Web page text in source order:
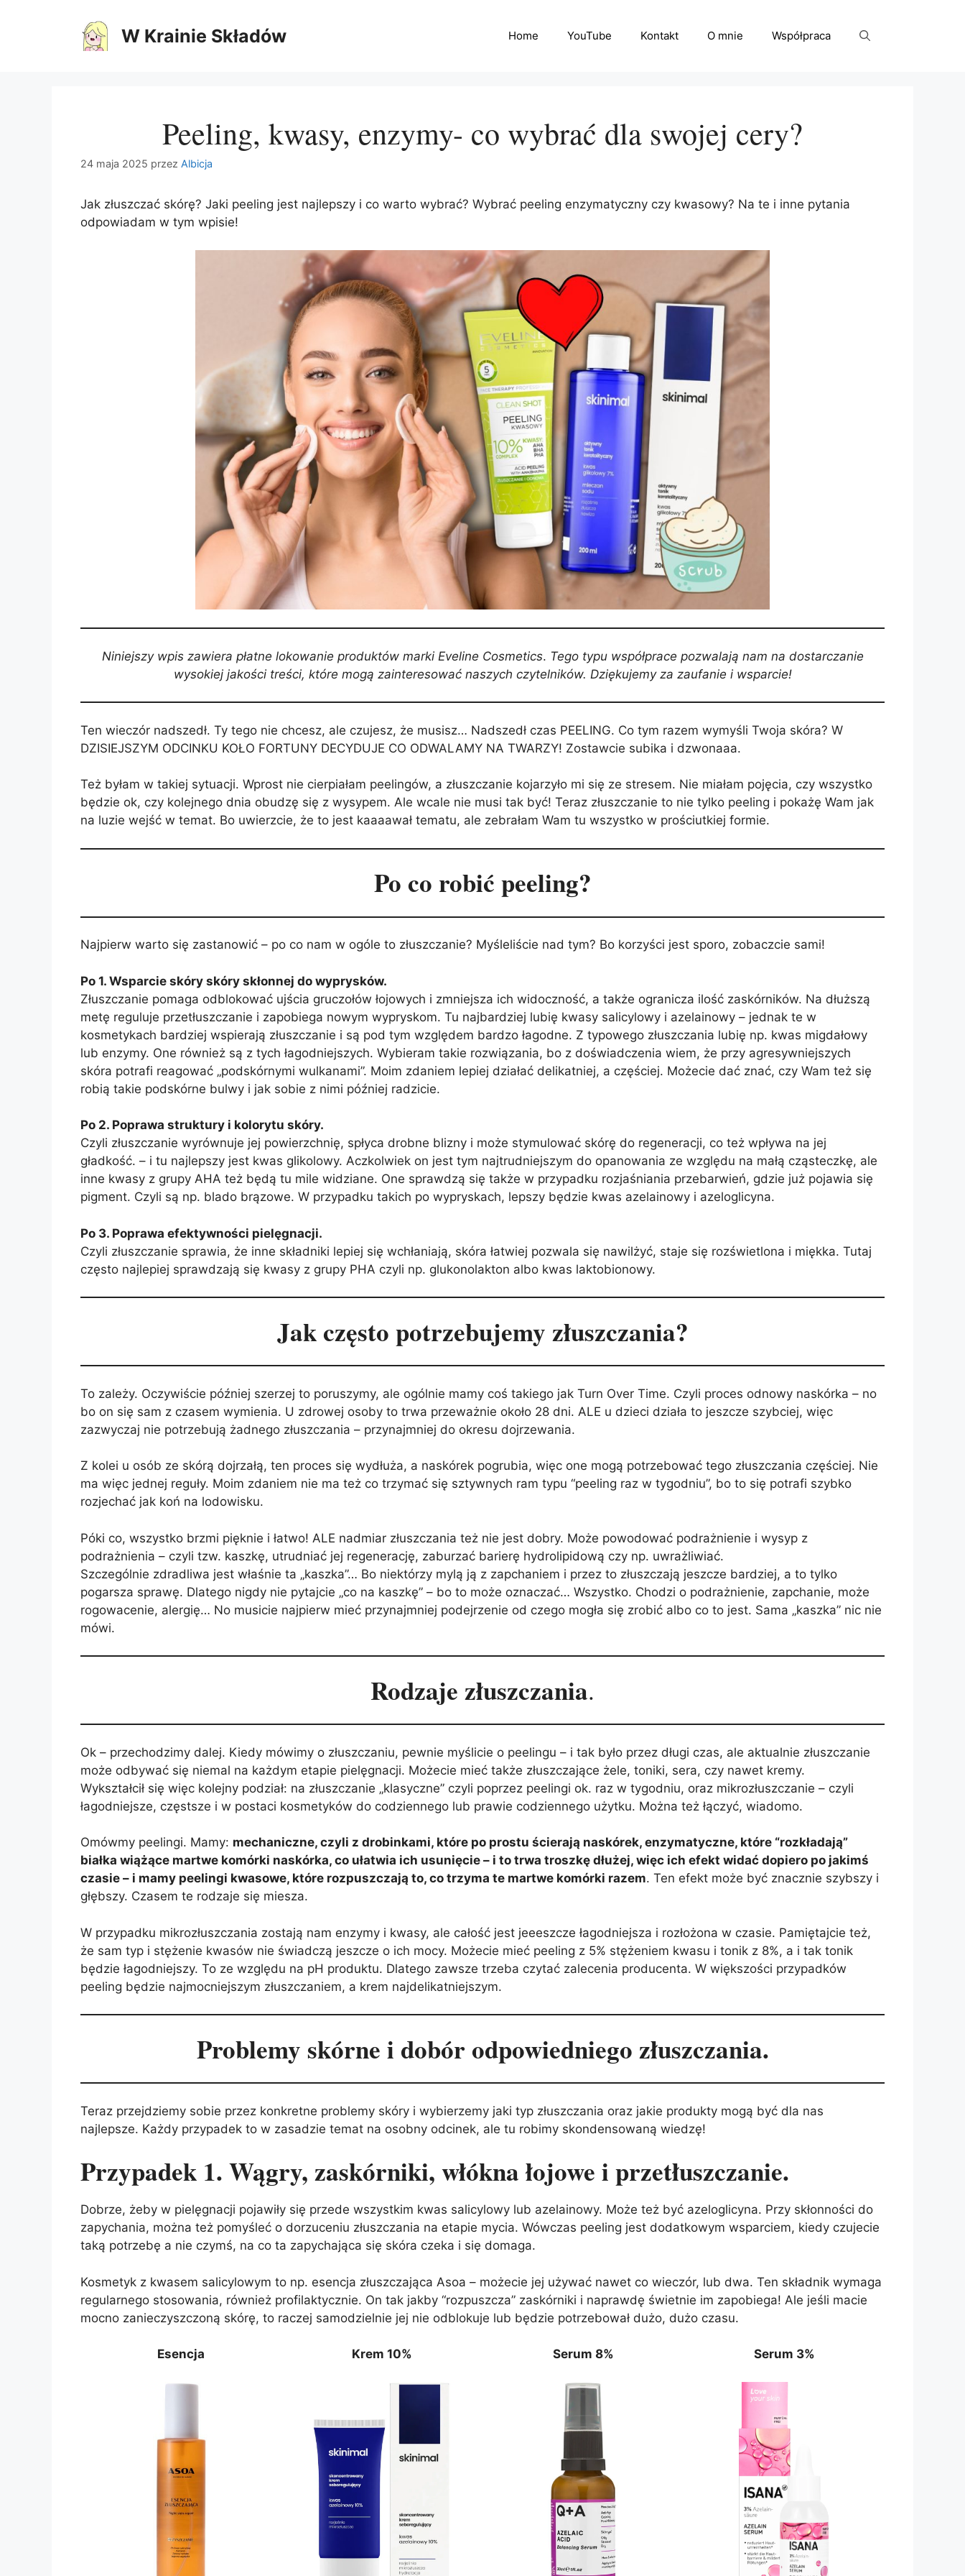
W Krainie Składów Home YouTube Kontakt O mnie Współpraca
Peeling, kwasy, enzymy- co wybrać dla swojej cery?
24 maja 2025 przez Albicja
Jak złuszczać skórę? Jaki peeling jest najlepszy i co warto wybrać? Wybrać peeling enzymatyczny czy kwasowy? Na te i inne pytania
odpowiadam w tym wpisie!
Niniejszy wpis zawiera płatne lokowanie produktów marki Eveline Cosmetics. Tego typu współprace pozwalają nam na dostarczanie
wysokiej jakości treści, które mogą zainteresować naszych czytelników. Dziękujemy za zaufanie i wsparcie!
Ten wieczór nadszedł. Ty tego nie chcesz, ale czujesz, że musisz… Nadszedł czas PEELING. Co tym razem wymyśli Twoja skóra? W
DZISIEJSZYM ODCINKU KOŁO FORTUNY DECYDUJE CO ODWALAMY NA TWARZY! Zostawcie subika i dzwonaaa.
Też byłam w takiej sytuacji. Wprost nie cierpiałam peelingów, a złuszczanie kojarzyło mi się ze stresem. Nie miałam pojęcia, czy wszystko
będzie ok, czy kolejnego dnia obudzę się z wysypem. Ale wcale nie musi tak być! Teraz złuszczanie to nie tylko peeling i pokażę Wam jak
na luzie wejść w temat. Bo uwierzcie, że to jest kaaaawał tematu, ale zebrałam Wam tu wszystko w prościutkiej formie.
Po co robić peeling?
Najpierw warto się zastanowić – po co nam w ogóle to złuszczanie? Myśleliście nad tym? Bo korzyści jest sporo, zobaczcie sami!
Po 1. Wsparcie skóry skóry skłonnej do wyprysków.
Złuszczanie pomaga odblokować ujścia gruczołów łojowych i zmniejsza ich widoczność, a także ogranicza ilość zaskórników. Na dłuższą
metę reguluje przetłuszczanie i zapobiega nowym wypryskom. Tu najbardziej lubię kwasy salicylowy i azelainowy – jednak te w
kosmetykach bardziej wspierają złuszczanie i są pod tym względem bardzo łagodne. Z typowego złuszczania lubię np. kwas migdałowy
lub enzymy. One również są z tych łagodniejszych. Wybieram takie rozwiązania, bo z doświadczenia wiem, że przy agresywniejszych
skóra potrafi reagować „podskórnymi wulkanami”. Moim zdaniem lepiej działać delikatniej, a częściej. Możecie dać znać, czy Wam też się
robią takie podskórne bulwy i jak sobie z nimi później radzicie.
Po 2. Poprawa struktury i kolorytu skóry.
Czyli złuszczanie wyrównuje jej powierzchnię, spłyca drobne blizny i może stymulować skórę do regeneracji, co też wpływa na jej
gładkość. – i tu najlepszy jest kwas glikolowy. Aczkolwiek on jest tym najtrudniejszym do opanowania ze względu na małą cząsteczkę, ale
inne kwasy z grupy AHA też będą tu mile widziane. One sprawdzą się także w przypadku rozjaśniania przebarwień, gdzie już pojawia się
pigment. Czyli są np. blado brązowe. W przypadku takich po wypryskach, lepszy będzie kwas azelainowy i azeloglicyna.
Po 3. Poprawa efektywności pielęgnacji.
Czyli złuszczanie sprawia, że inne składniki lepiej się wchłaniają, skóra łatwiej pozwala się nawilżyć, staje się rozświetlona i miękka. Tutaj
często najlepiej sprawdzają się kwasy z grupy PHA czyli np. glukonolakton albo kwas laktobionowy.
Jak często potrzebujemy złuszczania?
To zależy. Oczywiście później szerzej to poruszymy, ale ogólnie mamy coś takiego jak Turn Over Time. Czyli proces odnowy naskórka – no
bo on się sam z czasem wymienia. U zdrowej osoby to trwa przeważnie około 28 dni. ALE u dzieci działa to jeszcze szybciej, więc
zazwyczaj nie potrzebują żadnego złuszczania – przynajmniej do okresu dojrzewania.
Z kolei u osób ze skórą dojrzałą, ten proces się wydłuża, a naskórek pogrubia, więc one mogą potrzebować tego złuszczania częściej. Nie
ma więc jednej reguły. Moim zdaniem nie ma też co trzymać się sztywnych ram typu “peeling raz w tygodniu”, bo to się potrafi szybko
rozjechać jak koń na lodowisku.
Póki co, wszystko brzmi pięknie i łatwo! ALE nadmiar złuszczania też nie jest dobry. Może powodować podrażnienie i wysyp z
podrażnienia – czyli tzw. kaszkę, utrudniać jej regenerację, zaburzać barierę hydrolipidową czy np. uwrażliwiać.
Szczególnie zdradliwa jest właśnie ta „kaszka”… Bo niektórzy mylą ją z zapchaniem i przez to złuszczają jeszcze bardziej, a to tylko
pogarsza sprawę. Dlatego nigdy nie pytajcie „co na kaszkę” – bo to może oznaczać… Wszystko. Chodzi o podrażnienie, zapchanie, może
rogowacenie, alergię… No musicie najpierw mieć przynajmniej podejrzenie od czego mogła się zrobić albo co to jest. Sama „kaszka” nic nie
mówi.
Rodzaje złuszczania.
Ok – przechodzimy dalej. Kiedy mówimy o złuszczaniu, pewnie myślicie o peelingu – i tak było przez długi czas, ale aktualnie złuszczanie
może odbywać się niemal na każdym etapie pielęgnacji. Możecie mieć także złuszczające żele, toniki, sera, czy nawet kremy.
Wykształcił się więc kolejny podział: na złuszczanie „klasyczne” czyli poprzez peelingi ok. raz w tygodniu, oraz mikrozłuszczanie – czyli
łagodniejsze, częstsze i w postaci kosmetyków do codziennego lub prawie codziennego użytku. Można też łączyć, wiadomo.
Omówmy peelingi. Mamy: mechaniczne, czyli z drobinkami, które po prostu ścierają naskórek, enzymatyczne, które “rozkładają”
białka wiążące martwe komórki naskórka, co ułatwia ich usunięcie – i to trwa troszkę dłużej, więc ich efekt widać dopiero po jakimś
czasie – i mamy peelingi kwasowe, które rozpuszczają to, co trzyma te martwe komórki razem. Ten efekt może być znacznie szybszy i
głębszy. Czasem te rodzaje się miesza.
W przypadku mikrozłuszczania zostają nam enzymy i kwasy, ale całość jest jeeeszcze łagodniejsza i rozłożona w czasie. Pamiętajcie też,
że sam typ i stężenie kwasów nie świadczą jeszcze o ich mocy. Możecie mieć peeling z 5% stężeniem kwasu i tonik z 8%, a i tak tonik
będzie łagodniejszy. To ze względu na pH produktu. Dlatego zawsze trzeba czytać zalecenia producenta. W większości przypadków
peeling będzie najmocniejszym złuszczaniem, a krem najdelikatniejszym.
Problemy skórne i dobór odpowiedniego złuszczania.
Teraz przejdziemy sobie przez konkretne problemy skóry i wybierzemy jaki typ złuszczania oraz jakie produkty mogą być dla nas
najlepsze. Każdy przypadek to w zasadzie temat na osobny odcinek, ale tu robimy skondensowaną wiedzę!
Przypadek 1. Wągry, zaskórniki, włókna łojowe i przetłuszczanie.
Dobrze, żeby w pielęgnacji pojawiły się przede wszystkim kwas salicylowy lub azelainowy. Może też być azeloglicyna. Przy skłonności do
zapychania, można też pomyśleć o dorzuceniu złuszczania na etapie mycia. Wówczas peeling jest dodatkowym wsparciem, kiedy czujecie
taką potrzebę a nie czymś, na co ta zapychająca się skóra czeka i się domaga.
Kosmetyk z kwasem salicylowym to np. esencja złuszczająca Asoa – możecie jej używać nawet co wieczór, lub dwa. Ten składnik wymaga
regularnego stosowania, również profilaktycznie. On tak jakby “rozpuszcza” zaskórniki i naprawdę świetnie im zapobiega! Ale jeśli macie
mocno zanieczyszczoną skórę, to raczej samodzielnie jej nie odblokuje lub będzie potrzebował dużo, dużo czasu.
Esencja Krem 10% Serum 8% Serum 3%